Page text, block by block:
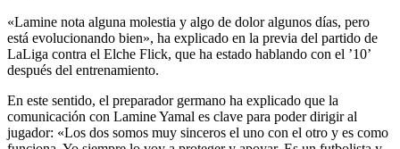
«Lamine nota alguna molestia y algo de dolor algunos días, pero
está evolucionando bien», ha explicado en la previa del partido de
LaLiga contra el Elche Flick, que ha estado hablando con el ’10’
después del entrenamiento.
En este sentido, el preparador germano ha explicado que la
comunicación con Lamine Yamal es clave para poder dirigir al
jugador: «Los dos somos muy sinceros el uno con el otro y es como